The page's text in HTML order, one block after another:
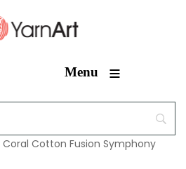
Menu ≡
Coral Cotton Fusion Symphony